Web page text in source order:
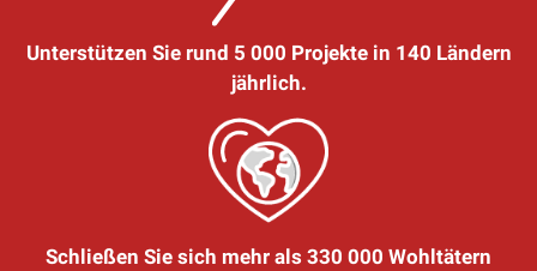
Unterstützen Sie rund 5 000 Projekte in 140 Ländern
jährlich.
Schließen Sie sich mehr als 330 000 Wohltätern